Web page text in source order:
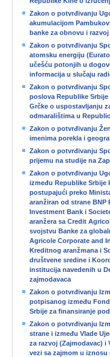
Zakon o potvrđivanju
akumulacijom
banke za obnovu i razvoj
Zakon o potvrđivanju
atomsku energiju
učešću potonjih u
informacija u slučaju
Zakon o potvrđivanju
poslova Republike
Grčke o uspostavljanju
odmaralištima u
Zakon o potvrđivanju
imenima porekla i
Zakon o potvrđivanju
prijemu na studije na
Zakon o potvrđivanju
između Republike Srbije
postupajući preko
aranžiran od strane BNP
Investment Bank i
aranžera sa Credit
svojstvu Banke za
Agricole Corporate and
Kreditnog aranžmana i
društvene sredine i
institucija navedenih u
zajmodavaca
Zakon o potvrđivanju
potpisanog između
Srbije za finansiranje
Zakon o potvrđivanju
strane i između Vlade
za razvoj (Zajmodavac) i
vezi sa zajmom u iznosu